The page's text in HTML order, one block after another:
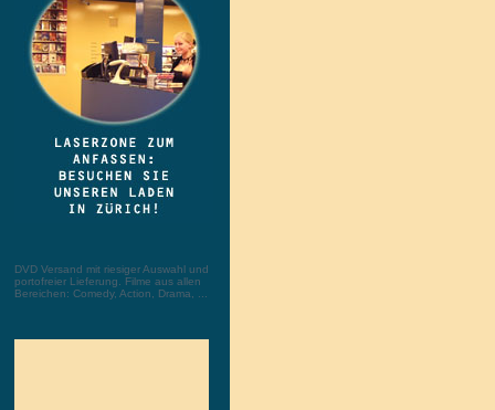
DVD Versand mit riesiger Auswahl und
portofreier Lieferung. Filme aus allen
Bereichen: Comedy, Action, Drama, ...